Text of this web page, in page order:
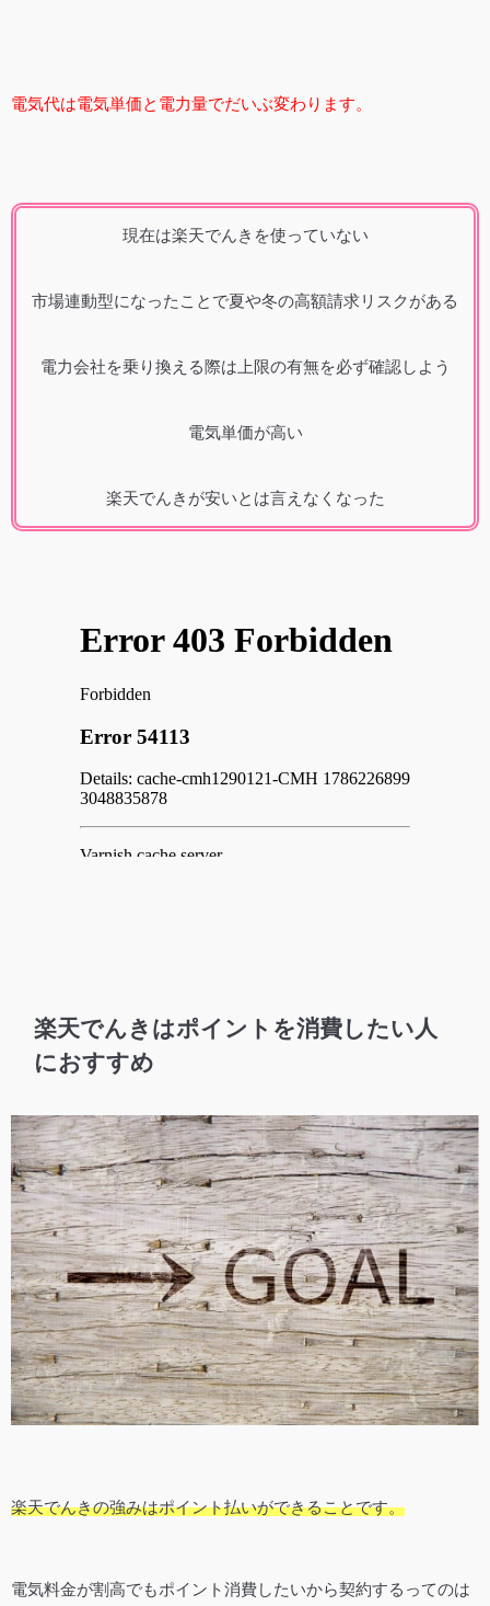
電気代は電気単価と電力量でだいぶ変わります。
現在は楽天でんきを使っていない
市場連動型になったことで夏や冬の高額請求リスクがある
電力会社を乗り換える際は上限の有無を必ず確認しよう
電気単価が高い
楽天でんきが安いとは言えなくなった
楽天でんきはポイントを消費したい人
におすすめ
楽天でんきの強みはポイント払いができることです。
電気料金が割高でもポイント消費したいから契約するってのは